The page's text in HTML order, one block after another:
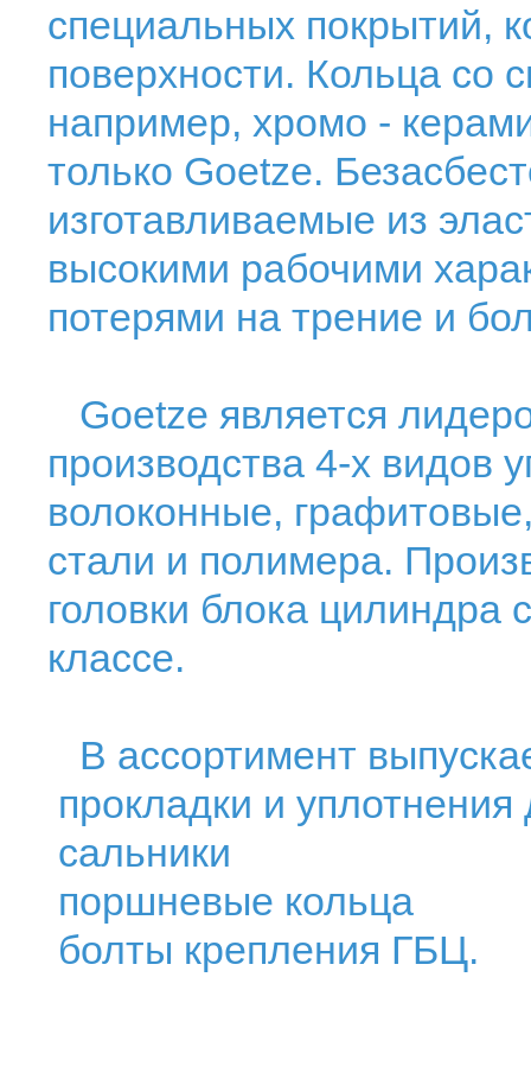
специальных покрытий,
поверхности. Кольца со
например, хромо -
только Goetze.
изготавливаемые из
высокими рабочими
потерями на трение и
Goetze является
производства 4-х видов
волоконные,
стали и полимера.
головки блока
классе.
В ассортимент
прокладки и уплотнения
сальники
поршневые кольца
болты крепления ГБЦ.